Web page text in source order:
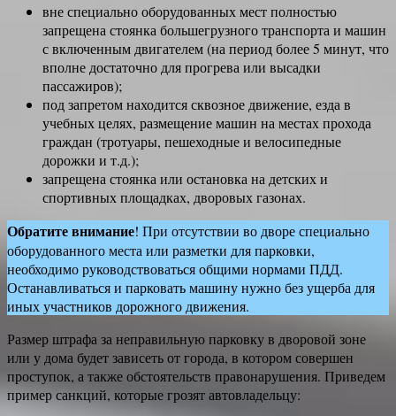
вне специально оборудованных мест полностью
запрещена стоянка большегрузного транспорта и машин
с включенным двигателем (на период более 5 минут, что
вполне достаточно для прогрева или высадки
пассажиров);
под запретом находится сквозное движение, езда в
учебных целях, размещение машин на местах прохода
граждан (тротуары, пешеходные и велосипедные
дорожки и т.д.);
запрещена стоянка или остановка на детских и
спортивных площадках, дворовых газонах.
Обратите внимание! При отсутствии во дворе специально
оборудованного места или разметки для парковки,
необходимо руководствоваться общими нормами ПДД.
Останавливаться и парковать машину нужно без ущерба для
иных участников дорожного движения.
Размер штрафа за неправильную парковку в дворовой зоне
или у дома будет зависеть от города, в котором совершен
проступок, а также обстоятельств правонарушения. Приведем
пример санкций, которые грозят автовладельцу: